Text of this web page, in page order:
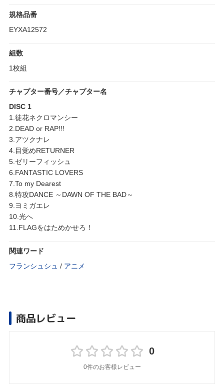
規格品番
EYXA12572
組数
1枚組
チャプター番号／チャプター名
DISC 1
1.徒花ネクロマンシー
2.DEAD or RAP!!!
3.アツクナレ
4.目覚めRETURNER
5.ゼリーフィッシュ
6.FANTASTIC LOVERS
7.To my Dearest
8.特攻DANCE ～DAWN OF THE BAD～
9.ヨミガエレ
10.光へ
11.FLAGをはためかせろ！
関連ワード
フランシュシュ / アニメ
商品レビュー
0
0件のお客様レビュー